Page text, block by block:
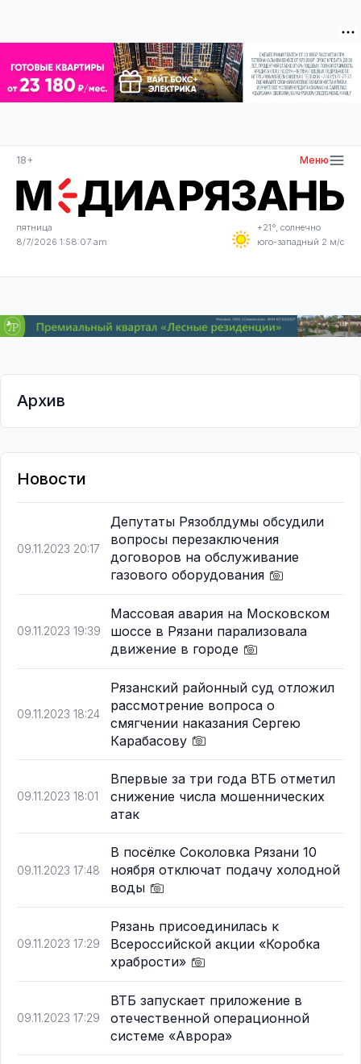
18+ Меню
пятница
8/7/2026 1:58:08 am
+21°, солнечно
юго-западный 2 м/с
Архив
Новости
09.11.2023 20:17
Депутаты Рязоблдумы обсудили
вопросы перезаключения
договоров на обслуживание
газового оборудования
09.11.2023 19:39
Массовая авария на Московском
шоссе в Рязани парализовала
движение в городе
09.11.2023 18:24
Рязанский районный суд отложил
рассмотрение вопроса о
смягчении наказания Сергею
Карабасову
09.11.2023 18:01
Впервые за три года ВТБ отметил
снижение числа мошеннических
атак
09.11.2023 17:48
В посёлке Соколовка Рязани 10
ноября отключат подачу холодной
воды
09.11.2023 17:29
Рязань присоединилась к
Всероссийской акции «Коробка
храбрости»
09.11.2023 17:29
ВТБ запускает приложение в
отечественной операционной
системе «Аврора»